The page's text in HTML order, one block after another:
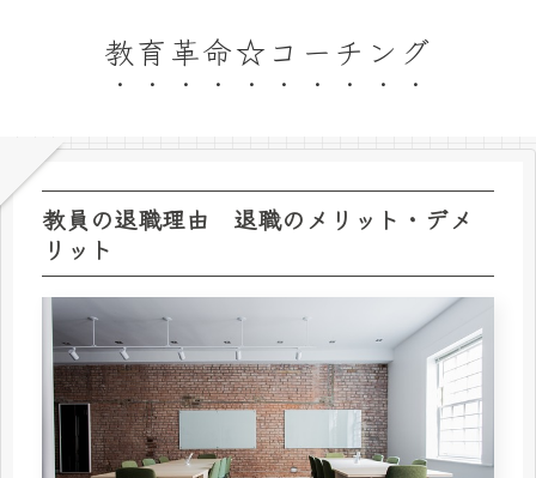
教育革命☆コーチング
教員の退職理由 退職のメリット・デメ
リット